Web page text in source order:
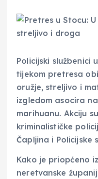
Policijski službenici
tijekom pretresa
oružje, streljivo i
izgledom asocira
marihuanu. Akciju
kriminalističke
Čapljina i Policijske
Kako je priopćeno
neretvanske